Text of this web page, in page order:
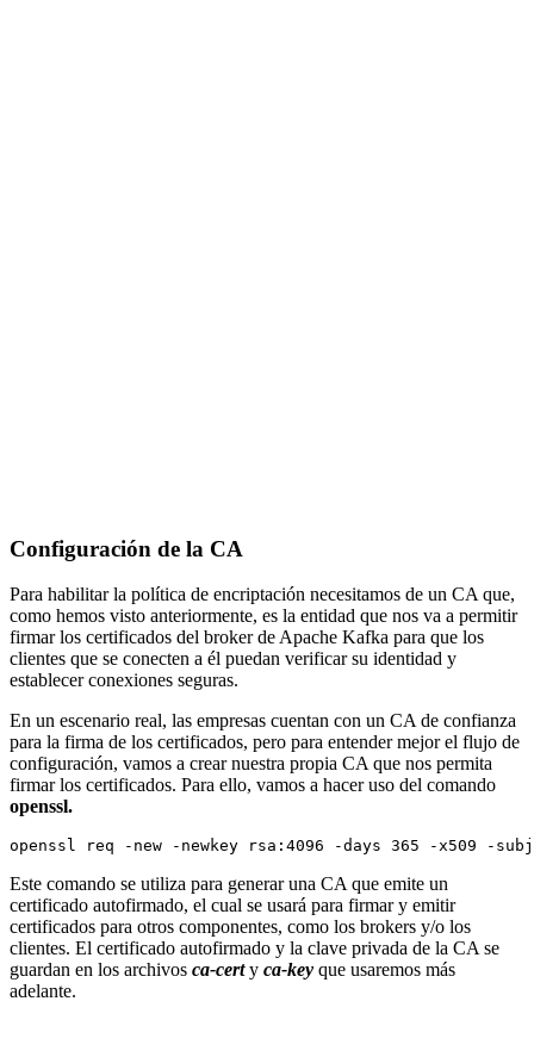
Configuración de la CA
Para habilitar la política de encriptación necesitamos de un CA que,
como hemos visto anteriormente, es la entidad que nos va a permitir
firmar los certificados del broker de Apache Kafka para que los
clientes que se conecten a él puedan verificar su identidad y
establecer conexiones seguras.
En un escenario real, las empresas cuentan con un CA de confianza
para la firma de los certificados, pero para entender mejor el flujo de
configuración, vamos a crear nuestra propia CA que nos permita
firmar los certificados. Para ello, vamos a hacer uso del comando
openssl.
Este comando se utiliza para generar una CA que emite un
certificado autofirmado, el cual se usará para firmar y emitir
certificados para otros componentes, como los brokers y/o los
clientes. El certificado autofirmado y la clave privada de la CA se
guardan en los archivos ca-certy ca-key que usaremos más
adelante.